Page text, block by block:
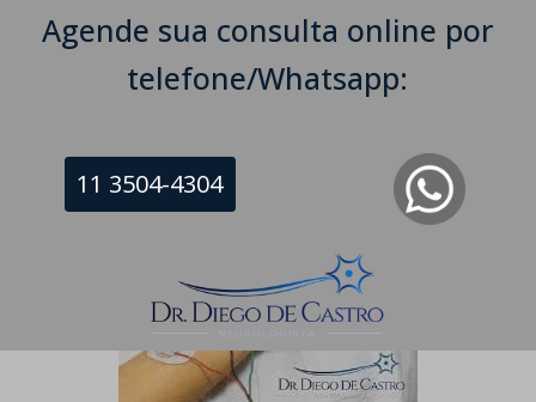
Agende sua consulta online por
telefone/Whatsapp:
11 3504-4304
Carl Jung